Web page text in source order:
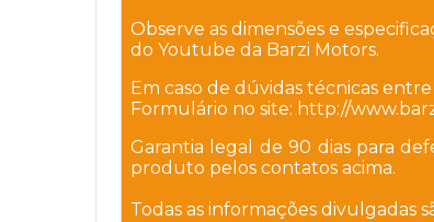
Observe as dimensões e
do Youtube da Barzi Motors.
Em caso de dúvidas técnicas
Formulário no site: http://
Garantia legal de 90 dias para
produto pelos contatos acima.
Todas as informações divulgadas